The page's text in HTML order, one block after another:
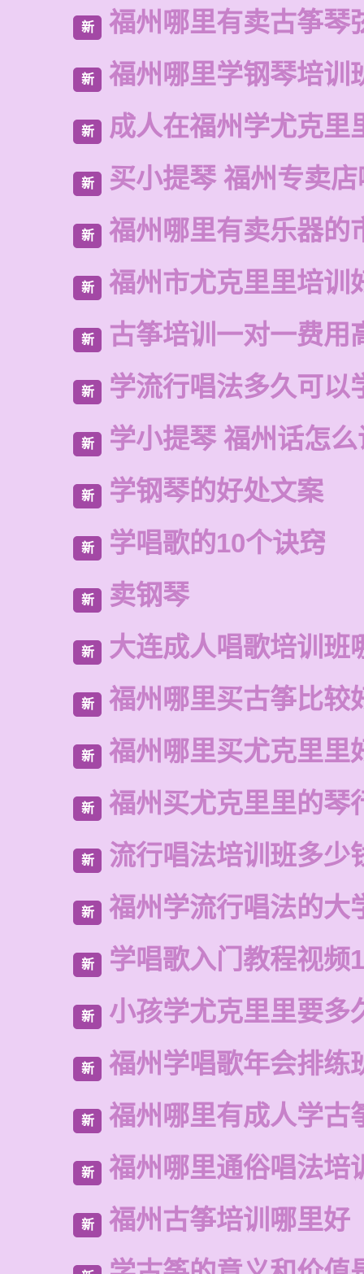
新 福州哪里有卖古筝琴
新 福州哪里学钢琴培训
新 成人在福州学尤克里
新 买小提琴 福州专卖
新 福州哪里有卖乐器的
新 福州市尤克里里培训
新 古筝培训一对一费用
新 学流行唱法多久可以
新 学小提琴 福州话怎
新 学钢琴的好处文案
新 学唱歌的10个诀窍
新 卖钢琴
新 大连成人唱歌培训班
新 福州哪里买古筝比较
新 福州哪里买尤克里里
新 福州买尤克里里的琴
新 流行唱法培训班多少
新 福州学流行唱法的大
新 学唱歌入门教程视频
新 小孩学尤克里里要多
新 福州学唱歌年会排练
新 福州哪里有成人学古
新 福州哪里通俗唱法培
新 福州古筝培训哪里好